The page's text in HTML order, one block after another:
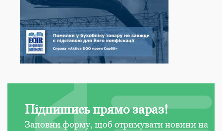
Підпишись прямо зараз!
Заповни форму, щоб отримувати новини на